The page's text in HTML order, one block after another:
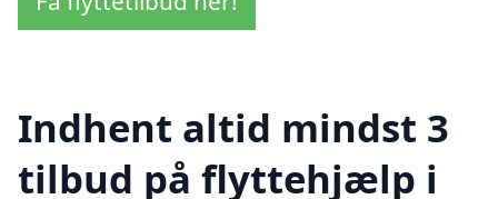
Indhent altid mindst 3
tilbud på flyttehjælp i